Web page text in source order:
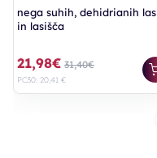
nega suhih, dehidrianih las
in lasišča
21,98€ 31,40€
PC30: 20,41 €